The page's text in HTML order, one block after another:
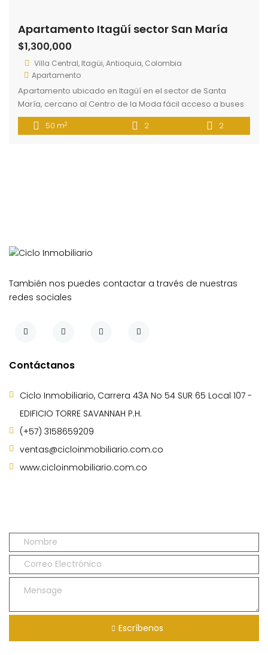
Apartamento Itagüí sector San María
$1,300,000
Villa Central, Itagüi, Antioquia, Colombia
Apartamento
Apartamento ubicado en Itagüí en el sector de Santa
María, cercano al Centro de la Moda fácil acceso a buses
alimentadores del Metro estación Ayurá. El inmueble
consta de dos habitaciones, dos baños, cocina integral
50 m2 2 2
También nos puedes contactar a través de nuestras
redes sociales
Contáctanos
Ciclo Inmobiliario, Carrera 43A No 54 SUR 65 Local 107 -
EDIFICIO TORRE SAVANNAH P.H.
(+57) 3158659209
ventas@cicloinmobiliario.com.co
www.cicloinmobiliario.com.co
Escríbenos